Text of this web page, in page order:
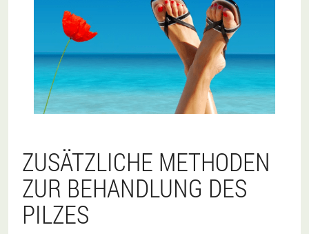
ZUSÄTZLICHE METHODEN
ZUR BEHANDLUNG DES
PILZES